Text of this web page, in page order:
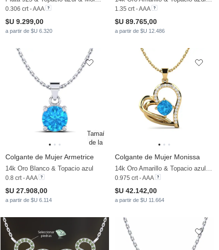
0.306 crt - AAA
$U 9.299,00
a partir de $U 6.320
1.35 crt - AAA
$U 89.765,00
a partir de $U 12.486
Colgante de Mujer Armetrice
14k Oro Blanco & Topacio azul
0.8 crt - AAA
$U 27.908,00
a partir de $U 6.114
Colgante de Mujer Monissa
14k Oro Amarillo & Topacio azul & Moissanita
0.975 crt - AAA
$U 42.142,00
a partir de $U 11.664